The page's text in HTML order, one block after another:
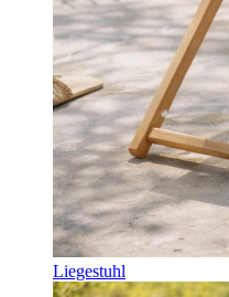
Liegestuhl